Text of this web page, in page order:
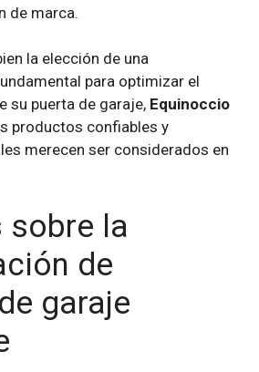
de marca.
la elección de una
para optimizar el
su puerta de garaje, Equinoccio
productos confiables y
merecen ser considerados en
sobre la
de
garaje